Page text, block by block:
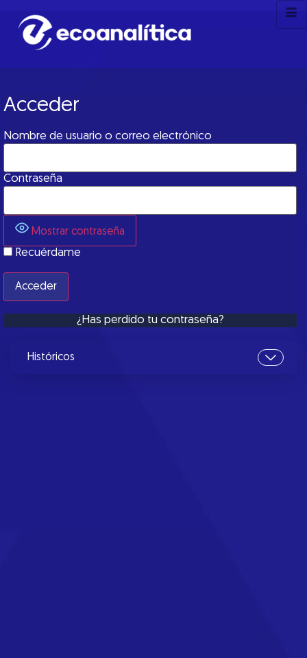
Acceder
Nombre de usuario o correo electrónico
Contraseña
Mostrar contraseña
Recuérdame
¿Has perdido tu contraseña?
Históricos